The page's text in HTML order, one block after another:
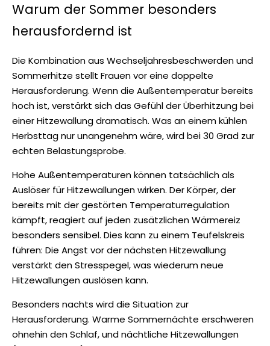
Warum der Sommer besonders
herausfordernd ist
Die Kombination aus Wechseljahresbeschwerden und
Sommerhitze stellt Frauen vor eine doppelte
Herausforderung. Wenn die Außentemperatur bereits
hoch ist, verstärkt sich das Gefühl der Überhitzung bei
einer Hitzewallung dramatisch. Was an einem kühlen
Herbsttag nur unangenehm wäre, wird bei 30 Grad zur
echten Belastungsprobe.
Hohe Außentemperaturen können tatsächlich als
Auslöser für Hitzewallungen wirken. Der Körper, der
bereits mit der gestörten Temperaturregulation
kämpft, reagiert auf jeden zusätzlichen Wärmereiz
besonders sensibel. Dies kann zu einem Teufelskreis
führen: Die Angst vor der nächsten Hitzewallung
verstärkt den Stresspegel, was wiederum neue
Hitzewallungen auslösen kann.
Besonders nachts wird die Situation zur
Herausforderung. Warme Sommernächte erschweren
ohnehin den Schlaf, und nächtliche Hitzewallungen